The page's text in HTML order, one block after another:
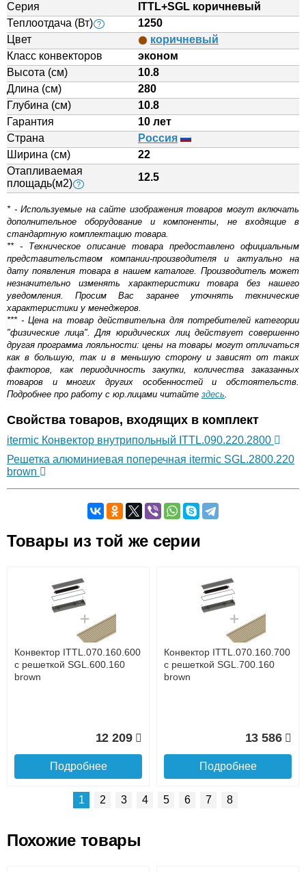
Серия
ITTL+SGL коричневый
Теплоотдача (Вт) ?
1250
Цвет
коричневый
Класс конвекторов
эконом
Высота (см)
10.8
Длина (см)
280
Глубина (см)
10.8
Гарантия
10 лет
Страна
Россия
Ширина (см)
22
Отапливаемая
площадь(м2) ?
12.5
* - Используемые на сайте изображения товаров могут включать
дополнительное оборудование и компоненты, не входящие в
стандартную комплектацию товара.
** - Техническое описание товара предоставлено официальным
представительством компании-производителя и актуально на
дату появления товара в нашем каталоге. Производитель может
незначительно изменять характеристики товара без нашего
уведомления. Просим Вас заранее уточнять технические
характеристики у менеджеров.
*** - Цена на товар действительна для потребителей категории
"физические лица". Для юридических лиц действует совершенно
другая программа лояльности: цены на товары могут отличаться
как в большую, так и в меньшую сторону и зависят от таких
факторов, как периодичность закупки, количества заказанных
товаров и многих других особенностей и обстоятельств.
Подробнее про работу с юр.лицами читайте здесь.
Свойства товаров, входящих в комплект
itermic Конвектор внутрипольный ITTL.090.220.2800
Решетка алюминиевая поперечная itermic SGL.2800.220
brown
Оставьте отзыв
Доставка сантехники по Москве и Московской области
Наличный расчёт
Банковской картой на сайте в режиме реального
времени
Банковской картой при получении товара как при
доставке, так и самовывозом
Интернет-деньгами (Yandex-деньги, Web-money,
Qiwi-кошельки и другие).
Безналичный расчёт (возможно и с НДС)
Товары из той же серии
Конвектор ITTL.070.160.600
с решеткой SGL.600.160
brown
12 209
Подробнее
Конвектор ITTL.070.160.700
с решеткой SGL.700.160
brown
13 586
Подробнее
1 2 3 4 5 6 7 8
Похожие товары